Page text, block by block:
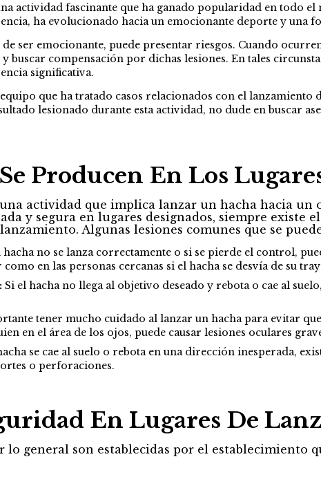
actividad fascinante que ha ganado popularidad en todo el
ha evolucionado hacia un emocionante deporte y una
ser emocionante, puede presentar riesgos. Cuando
buscar compensación por dichas lesiones. En tales
significativa.
que ha tratado casos relacionados con el
lesionado durante esta actividad, no dude en buscar
Producen En Los
actividad que implica lanzar un hacha hacia
y segura en lugares designados, siempre existe
Algunas lesiones comunes que se
hacha no se lanza correctamente o si se pierde el control,
en las personas cercanas si el hacha se desvía de su
Si el hacha no llega al objetivo deseado y rebota o cae al
tener mucho cuidado al lanzar un hacha para evitar
en el área de los ojos, puede causar lesiones oculares
se cae al suelo o rebota en una dirección inesperada,
o perforaciones.
En Lugares De
lo general son establecidas por el establecimiento